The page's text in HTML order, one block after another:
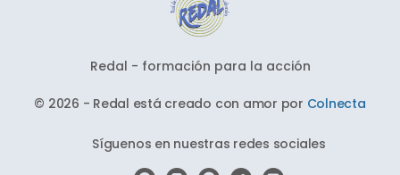
Redal - formación para la acción
© 2026 - Redal está creado con amor por Colnecta
Síguenos en nuestras redes sociales